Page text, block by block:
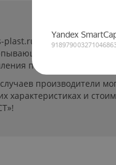
(далее «сайт»)
Указанные
пользователей сайта.
производители
характеристиках и